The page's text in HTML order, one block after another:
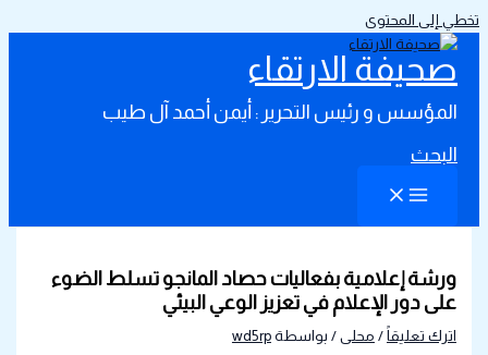
تخطي إلى المحتوى
صحيفة الارتقاء
المؤسس و رئيس التحرير : أيمن أحمد آل طيب
البحث
ورشة إعلامية بفعاليات حصاد المانجو تسلط الضوء
على دور الإعلام في تعزيز الوعي البيئي
اترك تعليقاً / محلى / بواسطة wd5rp